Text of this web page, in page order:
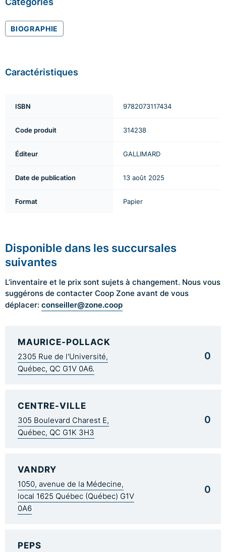
BIOGRAPHIE
Caractéristiques
ISBN 9782073117434
Code produit 314238
Éditeur GALLIMARD
Date de publication 13 août 2025
Format Papier
Disponible dans les succursales
suivantes
L’inventaire et le prix sont sujets à changement. Nous vous
suggérons de contacter Coop Zone avant de vous
déplacer: conseiller@zone.coop
MAURICE-POLLACK
2305 Rue de l'Université,
Québec, QC G1V 0A6.
0
CENTRE-VILLE
305 Boulevard Charest E,
Québec, QC G1K 3H3
0
VANDRY
1050, avenue de la Médecine,
local 1625 Québec (Québec) G1V
0A6
0
PEPS